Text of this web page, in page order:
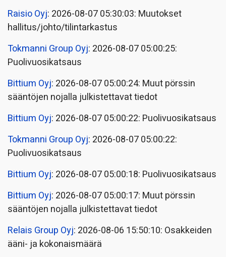
Raisio Oyj: 2026-08-07 05:30:03: Muutokset
hallitus/johto/tilintarkastus
Tokmanni Group Oyj: 2026-08-07 05:00:25:
Puolivuosikatsaus
Bittium Oyj: 2026-08-07 05:00:24: Muut pörssin
sääntöjen nojalla julkistettavat tiedot
Bittium Oyj: 2026-08-07 05:00:22: Puolivuosikatsaus
Tokmanni Group Oyj: 2026-08-07 05:00:22:
Puolivuosikatsaus
Bittium Oyj: 2026-08-07 05:00:18: Puolivuosikatsaus
Bittium Oyj: 2026-08-07 05:00:17: Muut pörssin
sääntöjen nojalla julkistettavat tiedot
Relais Group Oyj: 2026-08-06 15:50:10: Osakkeiden
ääni- ja kokonaismäärä